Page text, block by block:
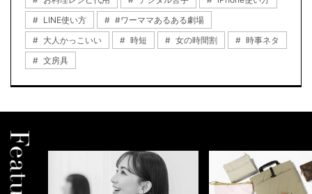
LINE使い方
#ワーママあるある劇場
大人かっこいい
時短 女の時間割
時事ネタ
文房具